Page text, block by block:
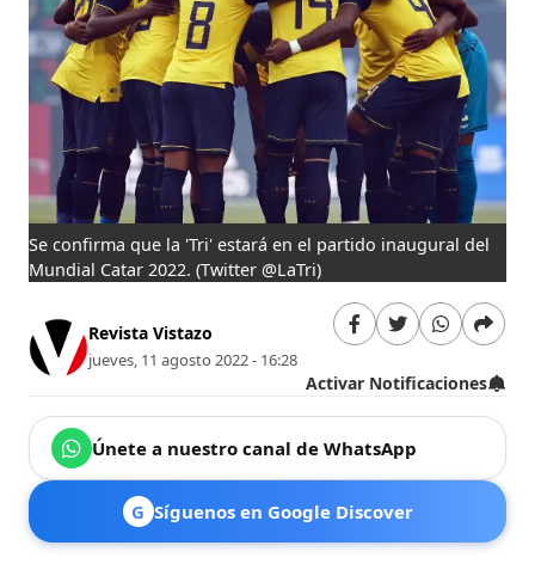
Se confirma que la 'Tri' estará en el partido inaugural del
Mundial Catar 2022.(Twitter @LaTri)
Revista Vistazo
jueves, 11 agosto 2022 - 16:28
Activar Notificaciones
Únete a nuestro canal de WhatsApp
G Síguenos en Google Discover